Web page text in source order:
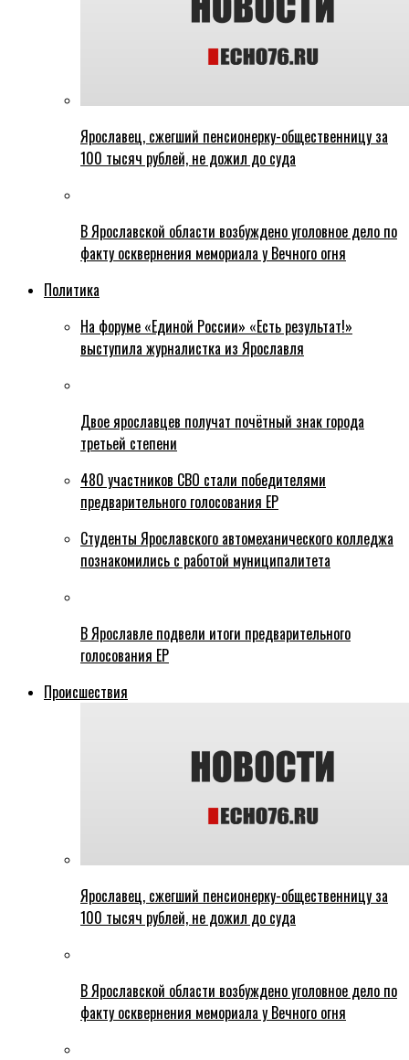
Ярославец, сжегший пенсионерку-общественницу за
100 тысяч рублей, не дожил до суда
В Ярославской области возбуждено уголовное дело по
факту осквернения мемориала у Вечного огня
Политика
На форуме «Единой России» «Есть результат!»
выступила журналистка из Ярославля
Двое ярославцев получат почётный знак города
третьей степени
480 участников СВО стали победителями
предварительного голосования ЕР
Студенты Ярославского автомеханического колледжа
познакомились с работой муниципалитета
В Ярославле подвели итоги предварительного
голосования ЕР
Происшествия
Ярославец, сжегший пенсионерку-общественницу за
100 тысяч рублей, не дожил до суда
В Ярославской области возбуждено уголовное дело по
факту осквернения мемориала у Вечного огня